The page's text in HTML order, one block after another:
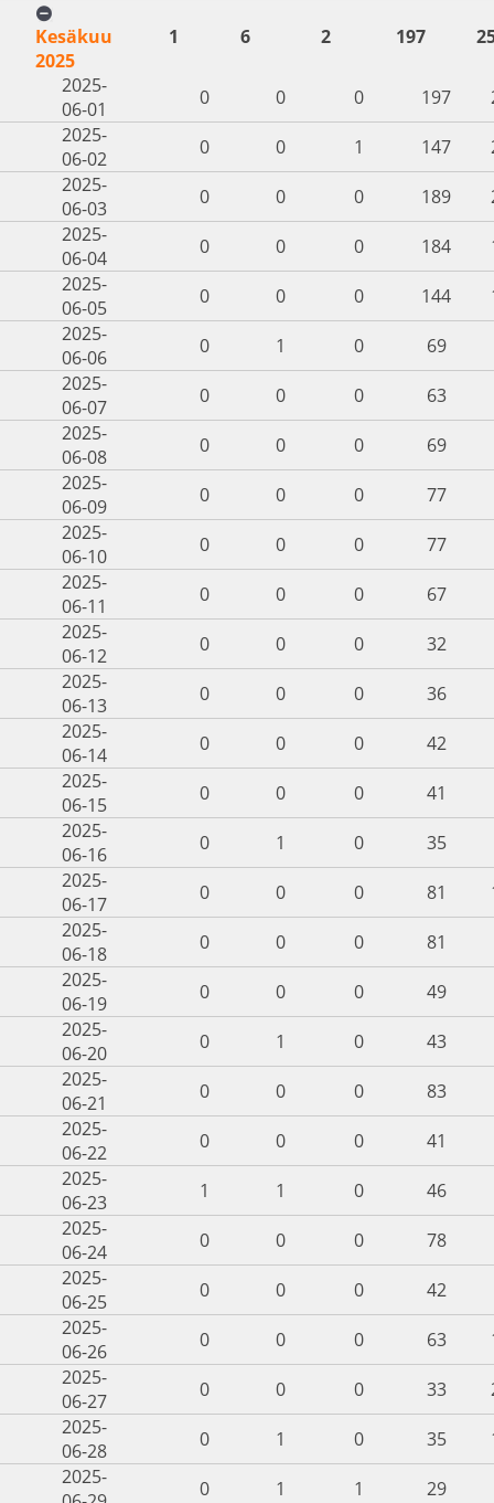
Kesäkuu
2025
1 6 2 197
2025-
06-01
0 0 0 197
2025-
06-02
0 0 1 147
2025-
06-03
0 0 0 189
2025-
06-04
0 0 0 184
2025-
06-05
0 0 0 144
2025-
06-06
0 1 0
69
2025-
06-07
0 0 0
63
2025-
06-08
0 0 0
69
2025-
06-09
0 0 0
77
2025-
06-10
0 0 0
77
2025-
06-11
0 0 0
67
2025-
06-12
0 0 0
32
2025-
06-13
0 0 0
36
2025-
06-14
0 0 0
42
2025-
06-15
0 0 0
41
2025-
06-16
0 1 0
35
2025-
06-17
0 0 0 81
2025-
06-18
0 0 0
81
2025-
06-19
0 0 0
49
2025-
06-20
0 1 0
43
2025-
06-21
0 0 0
83
2025-
06-22
0 0 0
41
2025-
06-23
1 1 0
46
2025-
06-24
0 0 0
78
2025-
06-25
0 0 0
42
2025-
06-26
0 0 0 63
2025-
06-27
0 0 0 33
2025-
06-28
0 1 0 35
2025-
0 1 1 29